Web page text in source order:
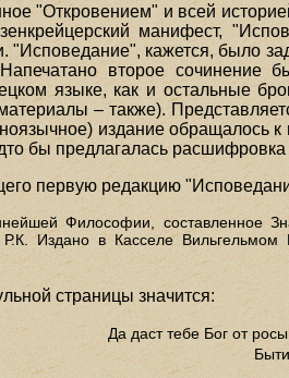
"Откровением" и всей
манифест,
"Исповедание", кажется, было
второе
языке, как и остальные
– также).
издание обращалось
бы предлагалась
первую редакцию
Философии, составленное
Издано в Касселе
страницы значится:
Да даст тебе Бог от